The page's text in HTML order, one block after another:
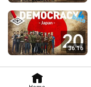
36:16